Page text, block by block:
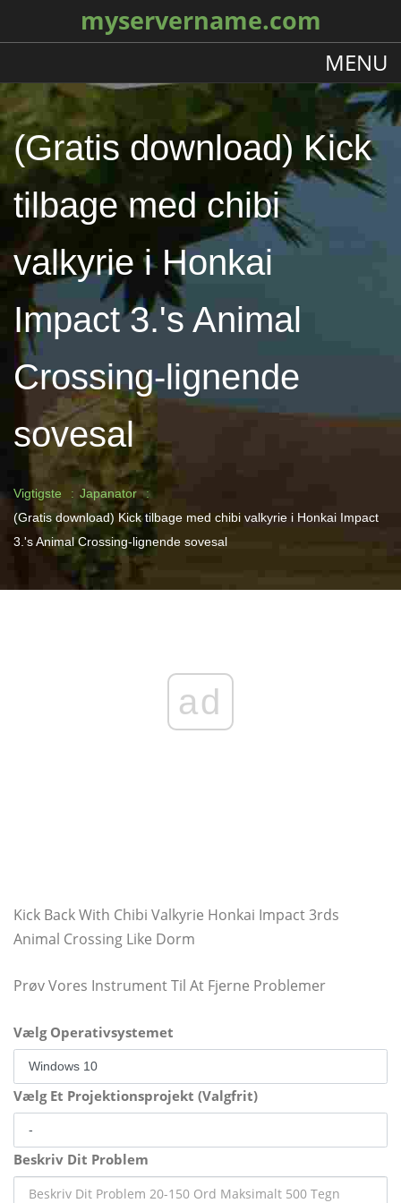
myservername.com
MENU
(Gratis download) Kick
tilbage med chibi
valkyrie i Honkai
Impact 3.'s Animal
Crossing-lignende
sovesal
Vigtigste
Japanator
(Gratis download) Kick tilbage med chibi valkyrie i Honkai Impact
3.'s Animal Crossing-lignende sovesal
ad
Kick Back With Chibi Valkyrie Honkai Impact 3rds
Animal Crossing Like Dorm
Prøv Vores Instrument Til At Fjerne Problemer
Vælg Operativsystemet
Vælg Et Projektionsprojekt (Valgfrit)
Beskriv Dit Problem